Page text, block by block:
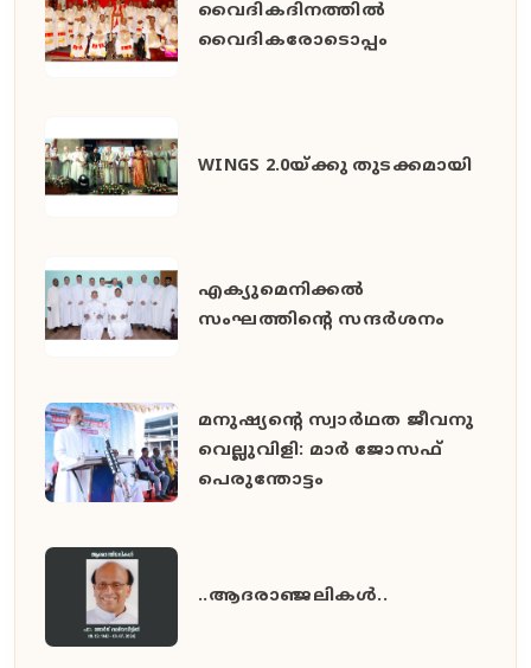
വൈദികദിനത്തിൽ
വൈദികരോടൊപ്പം
WINGS 2.0യ്ക്കു തുടക്കമായി
എക്യുമെനിക്കൽ
സംഘത്തിന്റെ സന്ദർശനം
മനുഷ്യൻ്റെ സ്വാർഥത ജീവനു
വെല്ലുവിളി: മാർ ജോസഫ്
പെരുന്തോട്ടം
..ആദരാഞ്ജലികൾ..